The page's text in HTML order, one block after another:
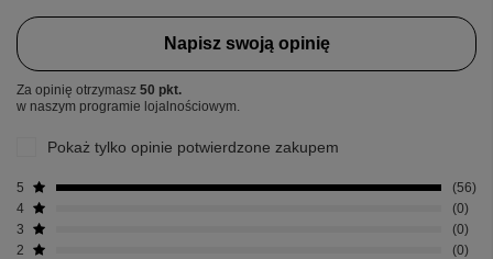
Napisz swoją opinię
Za opinię otrzymasz 50 pkt.
w naszym programie lojalnościowym.
Pokaż tylko opinie potwierdzone zakupem
5
56
4
0
3
0
2
0